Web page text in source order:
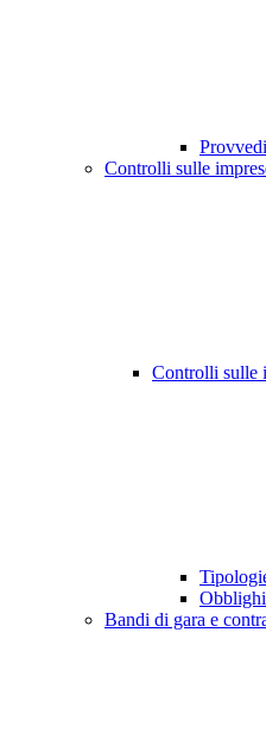
Controlli sulle
Controlli sulle
Bandi di gara e